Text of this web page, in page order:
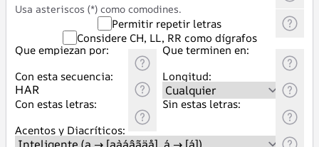
Usa asteriscos (*) como comodines.
Permitir repetir letras
Considere CH, LL, RR como dígrafos
Que empiezan por:
Que terminen en:
Con esta secuencia:
Longitud:
Con estas letras:
Sin estas letras:
Acentos y Diacríticos: